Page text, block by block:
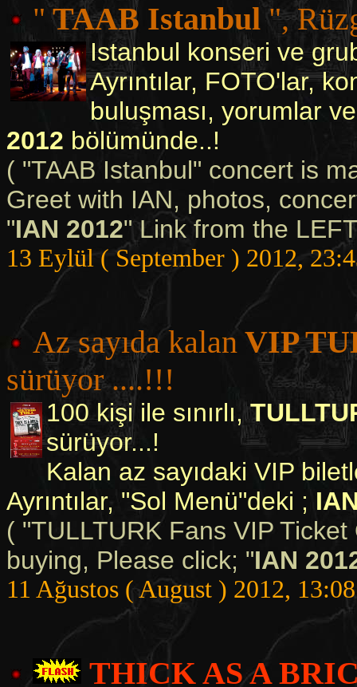
" TAAB Istanbul",
Istanbul konseri ve
Ayrıntılar, FOTO'lar,
buluşması, yorumlar
2012 bölümünde..!
( "TAAB Istanbul" concert is
Greet with IAN, photos,
"IAN 2012" Link from the
13 Eylül ( September ) 2012,
Az sayıda kalan VIP
sürüyor ....!!!
100 kişi ile sınırlı,
sürüyor...!
Kalan az sayıdaki VIP
Ayrıntılar, "Sol Menü"deki ;
( "TULLTURK Fans VIP
buying, Please click; "IAN
11 Ağustos ( August ) 2012, 13:08
THICK AS A